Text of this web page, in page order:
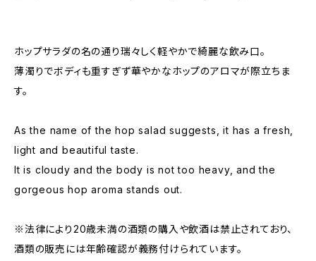
ホップサラダの名の通り瑞々しく軽やかで綺麗な飲み口。
薄濁りでボディも重すぎず華やかなホップのアロマが際立ちま
す。
As the name of the hop salad suggests, it has a fresh,
light and beautiful taste.
It is cloudy and the body is not too heavy, and the
gorgeous hop aroma stands out.
※法律により20歳未満の酒類の購入や飲酒は禁止されており、
酒類の販売には年齢確認が義務付けられています。